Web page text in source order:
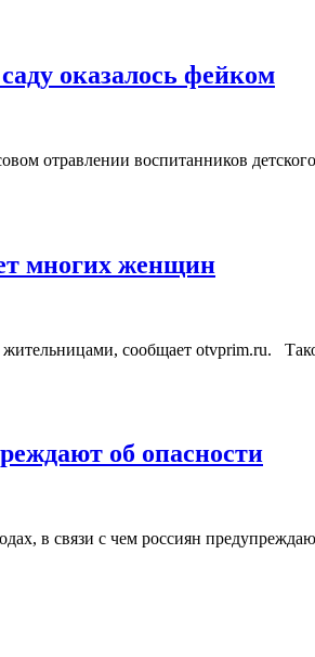
оказалось фейком
отравлении воспитанников
многих женщин
сообщает otvprim.ru.
об опасности
в связи с чем россиян